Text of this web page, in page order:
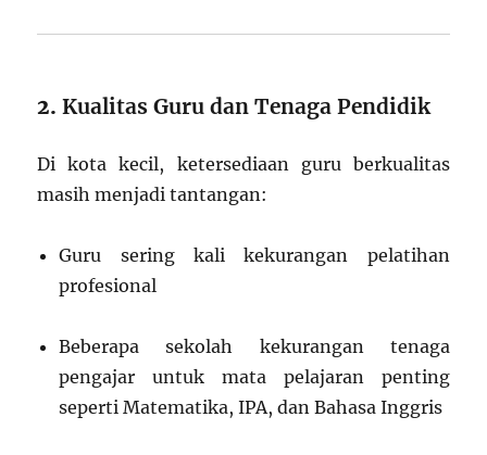
2.Kualitas Guru dan Tenaga Pendidik
Di kota kecil, ketersediaan guru berkualitas
masih menjadi tantangan:
Guru sering kali kekurangan pelatihan
profesional
Beberapa sekolah kekurangan tenaga
pengajar untuk mata pelajaran penting
seperti Matematika, IPA, dan Bahasa Inggris